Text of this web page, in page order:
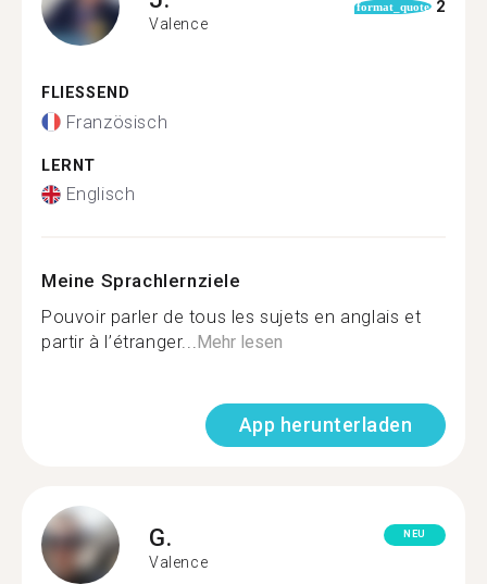
Valence
format_quote 2
FLIESSEND
Französisch
LERNT
Englisch
Meine Sprachlernziele
Pouvoir parler de tous les sujets en anglais et
partir à l’étranger...Mehr lesen
App herunterladen
G.
Valence
NEU